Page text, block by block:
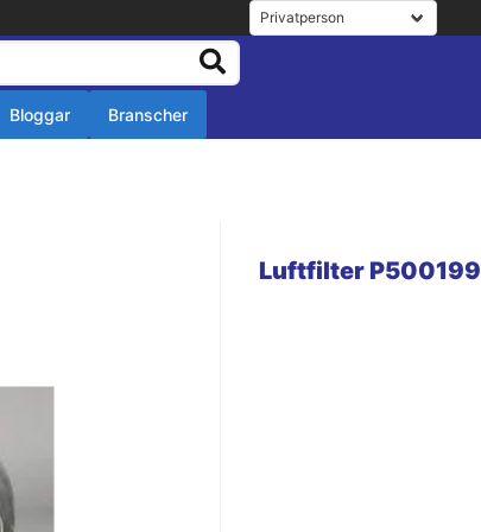
Bloggar Branscher
Luftfilter P500199